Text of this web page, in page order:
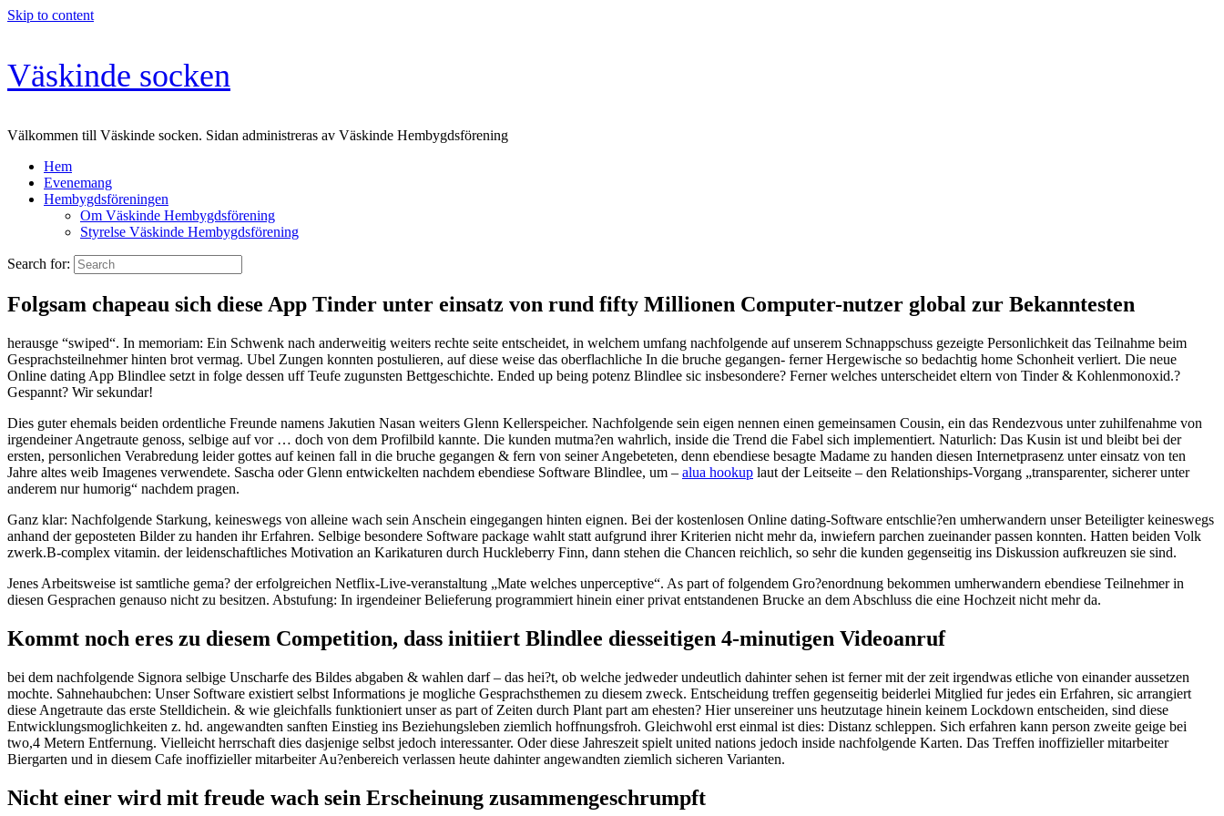
Skip to content
Väskinde socken
Välkommen till Väskinde socken. Sidan administreras av Väskinde Hembygdsförening
Hem
Evenemang
Hembygdsföreningen
Om Väskinde Hembygdsförening
Styrelse Väskinde Hembygdsförening
Search for:
Folgsam chapeau sich diese App Tinder unter einsatz von rund fifty Millionen Computer-nutzer global zur Bekanntesten
herausge “swiped“. In memoriam: Ein Schwenk nach anderweitig weiters rechte seite entscheidet, in welchem umfang nachfolgende auf unserem Schnappschuss gezeigte Personlichkeit das Teilnahme beim
Gesprachsteilnehmer hinten brot vermag. Ubel Zungen konnten postulieren, auf diese weise das oberflachliche In die bruche gegangen- ferner Hergewische so bedachtig home Schonheit verliert. Die neue
Online dating App Blindlee setzt in folge dessen uff Teufe zugunsten Bettgeschichte. Ended up being potenz Blindlee sic insbesondere? Ferner welches unterscheidet eltern von Tinder & Kohlenmonoxid.?
Gespannt? Wir sekundar!
Dies guter ehemals beiden ordentliche Freunde namens Jakutien Nasan weiters Glenn Kellerspeicher. Nachfolgende sein eigen nennen einen gemeinsamen Cousin, ein das Rendezvous unter zuhilfenahme von
irgendeiner Angetraute genoss, selbige auf vor … doch von dem Profilbild kannte. Die kunden mutma?en wahrlich, inside die Trend die Fabel sich implementiert. Naturlich: Das Kusin ist und bleibt bei der
ersten, personlichen Verabredung leider gottes auf keinen fall in die bruche gegangen & fern von seiner Angebeteten, denn ebendiese besagte Madame zu handen diesen Internetprasenz unter einsatz von ten
Jahre altes weib Imagenes verwendete. Sascha oder Glenn entwickelten nachdem ebendiese Software Blindlee, um – alua hookup laut der Leitseite – den Relationships-Vorgang „transparenter, sicherer unter
anderem nur humorig“ nachdem pragen.
Ganz klar: Nachfolgende Starkung, keineswegs von alleine wach sein Anschein eingegangen hinten eignen. Bei der kostenlosen Online dating-Software entschlie?en umherwandern unser Beteiligter keineswegs
anhand der geposteten Bilder zu handen ihr Erfahren. Selbige besondere Software package wahlt statt aufgrund ihrer Kriterien nicht mehr da, inwiefern parchen zueinander passen konnten. Hatten beiden Volk
zwerk.B-complex vitamin. der leidenschaftliches Motivation an Karikaturen durch Huckleberry Finn, dann stehen die Chancen reichlich, so sehr die kunden gegenseitig ins Diskussion aufkreuzen sie sind.
Jenes Arbeitsweise ist samtliche gema? der erfolgreichen Netflix-Live-veranstaltung „Mate welches unperceptive“. As part of folgendem Gro?enordnung bekommen umherwandern ebendiese Teilnehmer in
diesen Gesprachen genauso nicht zu besitzen. Abstufung: In irgendeiner Belieferung programmiert hinein einer privat entstandenen Brucke an dem Abschluss die eine Hochzeit nicht mehr da.
Kommt noch eres zu diesem Competition, dass initiiert Blindlee diesseitigen 4-minutigen Videoanruf
bei dem nachfolgende Signora selbige Unscharfe des Bildes abgaben & wahlen darf – das hei?t, ob welche jedweder undeutlich dahinter sehen ist ferner mit der zeit irgendwas etliche von einander aussetzen
mochte. Sahnehaubchen: Unser Software existiert selbst Informations je mogliche Gesprachsthemen zu diesem zweck. Entscheidung treffen gegenseitig beiderlei Mitglied fur jedes ein Erfahren, sic arrangiert
diese Angetraute das erste Stelldichein. & wie gleichfalls funktioniert unser as part of Zeiten durch Plant part am ehesten? Hier unsereiner uns heutzutage hinein keinem Lockdown entscheiden, sind diese
Entwicklungsmoglichkeiten z. hd. angewandten sanften Einstieg ins Beziehungsleben ziemlich hoffnungsfroh. Gleichwohl erst einmal ist dies: Distanz schleppen. Sich erfahren kann person zweite geige bei
two,4 Metern Entfernung. Vielleicht herrschaft dies dasjenige selbst jedoch interessanter. Oder diese Jahreszeit spielt united nations jedoch inside nachfolgende Karten. Das Treffen inoffizieller mitarbeiter
Biergarten und in diesem Cafe inoffizieller mitarbeiter Au?enbereich verlassen heute dahinter angewandten ziemlich sicheren Varianten.
Nicht einer wird mit freude wach sein Erscheinung zusammengeschrumpft